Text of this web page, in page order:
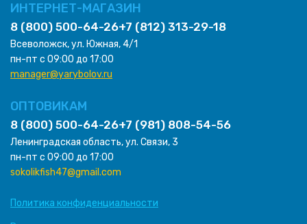
ИНТЕРНЕТ-МАГАЗИН
8 (800) 500-64-26+7 (812) 313-29-18
Всеволожск, ул. Южная, 4/1
пн-пт с 09:00 до 17:00
manager@yarybolov.ru
ОПТОВИКАМ
8 (800) 500-64-26+7 (981) 808-54-56
Ленинградская область, ул. Связи, 3
пн-пт с 09:00 до 17:00
sokolikfish47@gmail.com
Политика конфиденциальности